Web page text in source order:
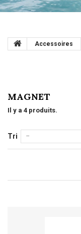
Accessoires
MAGNET
Il y a 4 produits.
Tri --